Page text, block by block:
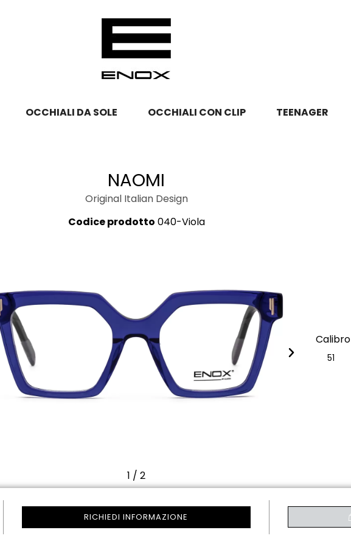
OCCHIALI DA SOLE OCCHIALI CON CLIP TEENAGER
NAOMI
Original Italian Design
Codice prodotto 040-Viola
1 / 2
Calibro
51
RICHIEDI INFORMAZIONE